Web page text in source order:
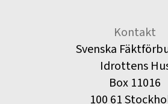
Kontakt
Svenska
Idrottens
Box 11016
100 61